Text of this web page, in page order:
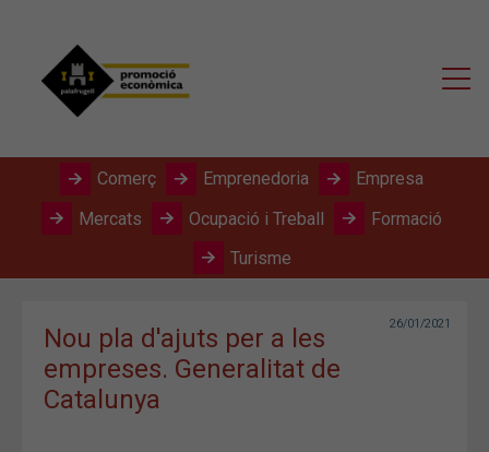
Comerç Emprenedoria
Empresa
Mercats
Ocupació i Treball
Formació
Turisme
Nou pla d'ajuts per a les
empreses. Generalitat de
Catalunya
26/01/2021